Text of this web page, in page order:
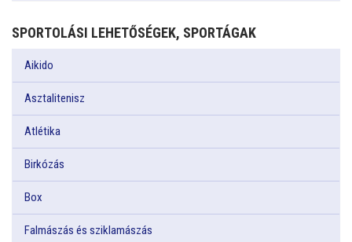
SPORTOLÁSI LEHETŐSÉGEK, SPORTÁGAK
Aikido
Asztalitenisz
Atlétika
Birkózás
Box
Falmászás és sziklamászás